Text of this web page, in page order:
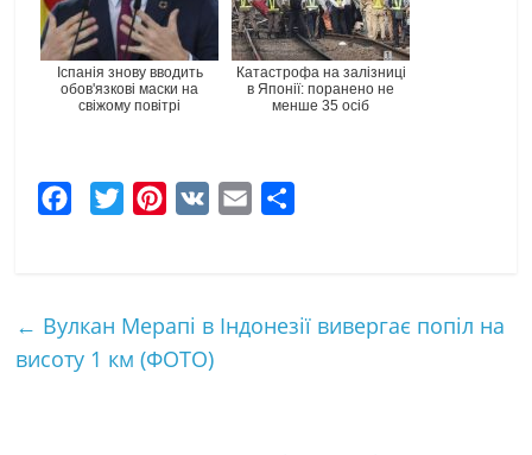
Іспанія знову вводить
обов'язкові маски на
свіжому повітрі
Катастрофа на залізниці
в Японії: поранено не
менше 35 осіб
b
o
t
e
e
r
l
к
← Вулкан Мерапі в Індонезії вивергає попіл на
висоту 1 км (ФОТО)